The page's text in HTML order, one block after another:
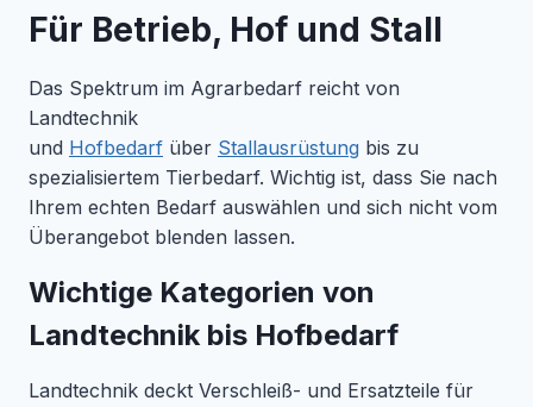
Für Betrieb, Hof und Stall
Das Spektrum im Agrarbedarf reicht von
Landtechnik
und Hofbedarf über Stallausrüstung bis zu
spezialisiertem Tierbedarf. Wichtig ist, dass Sie nach
Ihrem echten Bedarf auswählen und sich nicht vom
Überangebot blenden lassen.
Wichtige Kategorien von
Landtechnik bis Hofbedarf
Landtechnik deckt Verschleiß- und Ersatzteile für